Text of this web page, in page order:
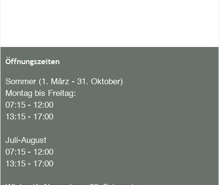
Öffnungszeiten
Sommer (1. März - 31. Oktober)
Montag bis Freitag:
07:15 - 12:00
13:15 - 17:00
Juli-August
07:15 - 12:00
13:15 - 17:00